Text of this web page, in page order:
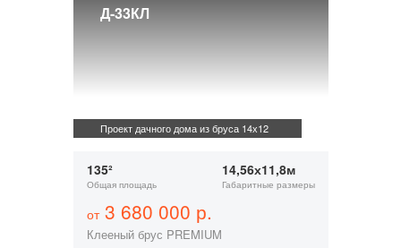
Д-33КЛ
Проект дачного дома из бруса 14х12
135²
Общая площадь
14,56х11,8м
Габаритные размеры
от3 680 000 р.
Клееный брус PREMIUM